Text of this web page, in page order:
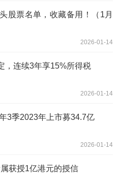
股票名单，收藏备用！（1月
2026-01-14
，连续3年享15%所得税
2026-01-14
3季2023年上市募34.7亿
2026-01-14
获授1亿港元的授信